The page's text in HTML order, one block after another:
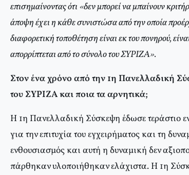
επισημαίνοντας ότι «δεν μπορεί να μπαίνουν
άποψη έχει η κάθε συνιστώσα από την οποία
διαφορετική τοποθέτηση είναι εκ του πονηρού,
απορρίπτεται από το σύνολο του ΣΥΡΙΖΑ».
Στον ένα χρόνο από την 1η Πανελλαδική
του ΣΥΡΙΖΑ και ποια τα αρνητικά;
Η 1η Πανελλαδική Σύσκεψη έδωσε τεράστιο
για την επιτυχία του εγχειρήματος και τη
ενθουσιασμός και αυτή η δυναμική δεν
πάρθηκαν υλοποιήθηκαν ελάχιστα. Η 1η